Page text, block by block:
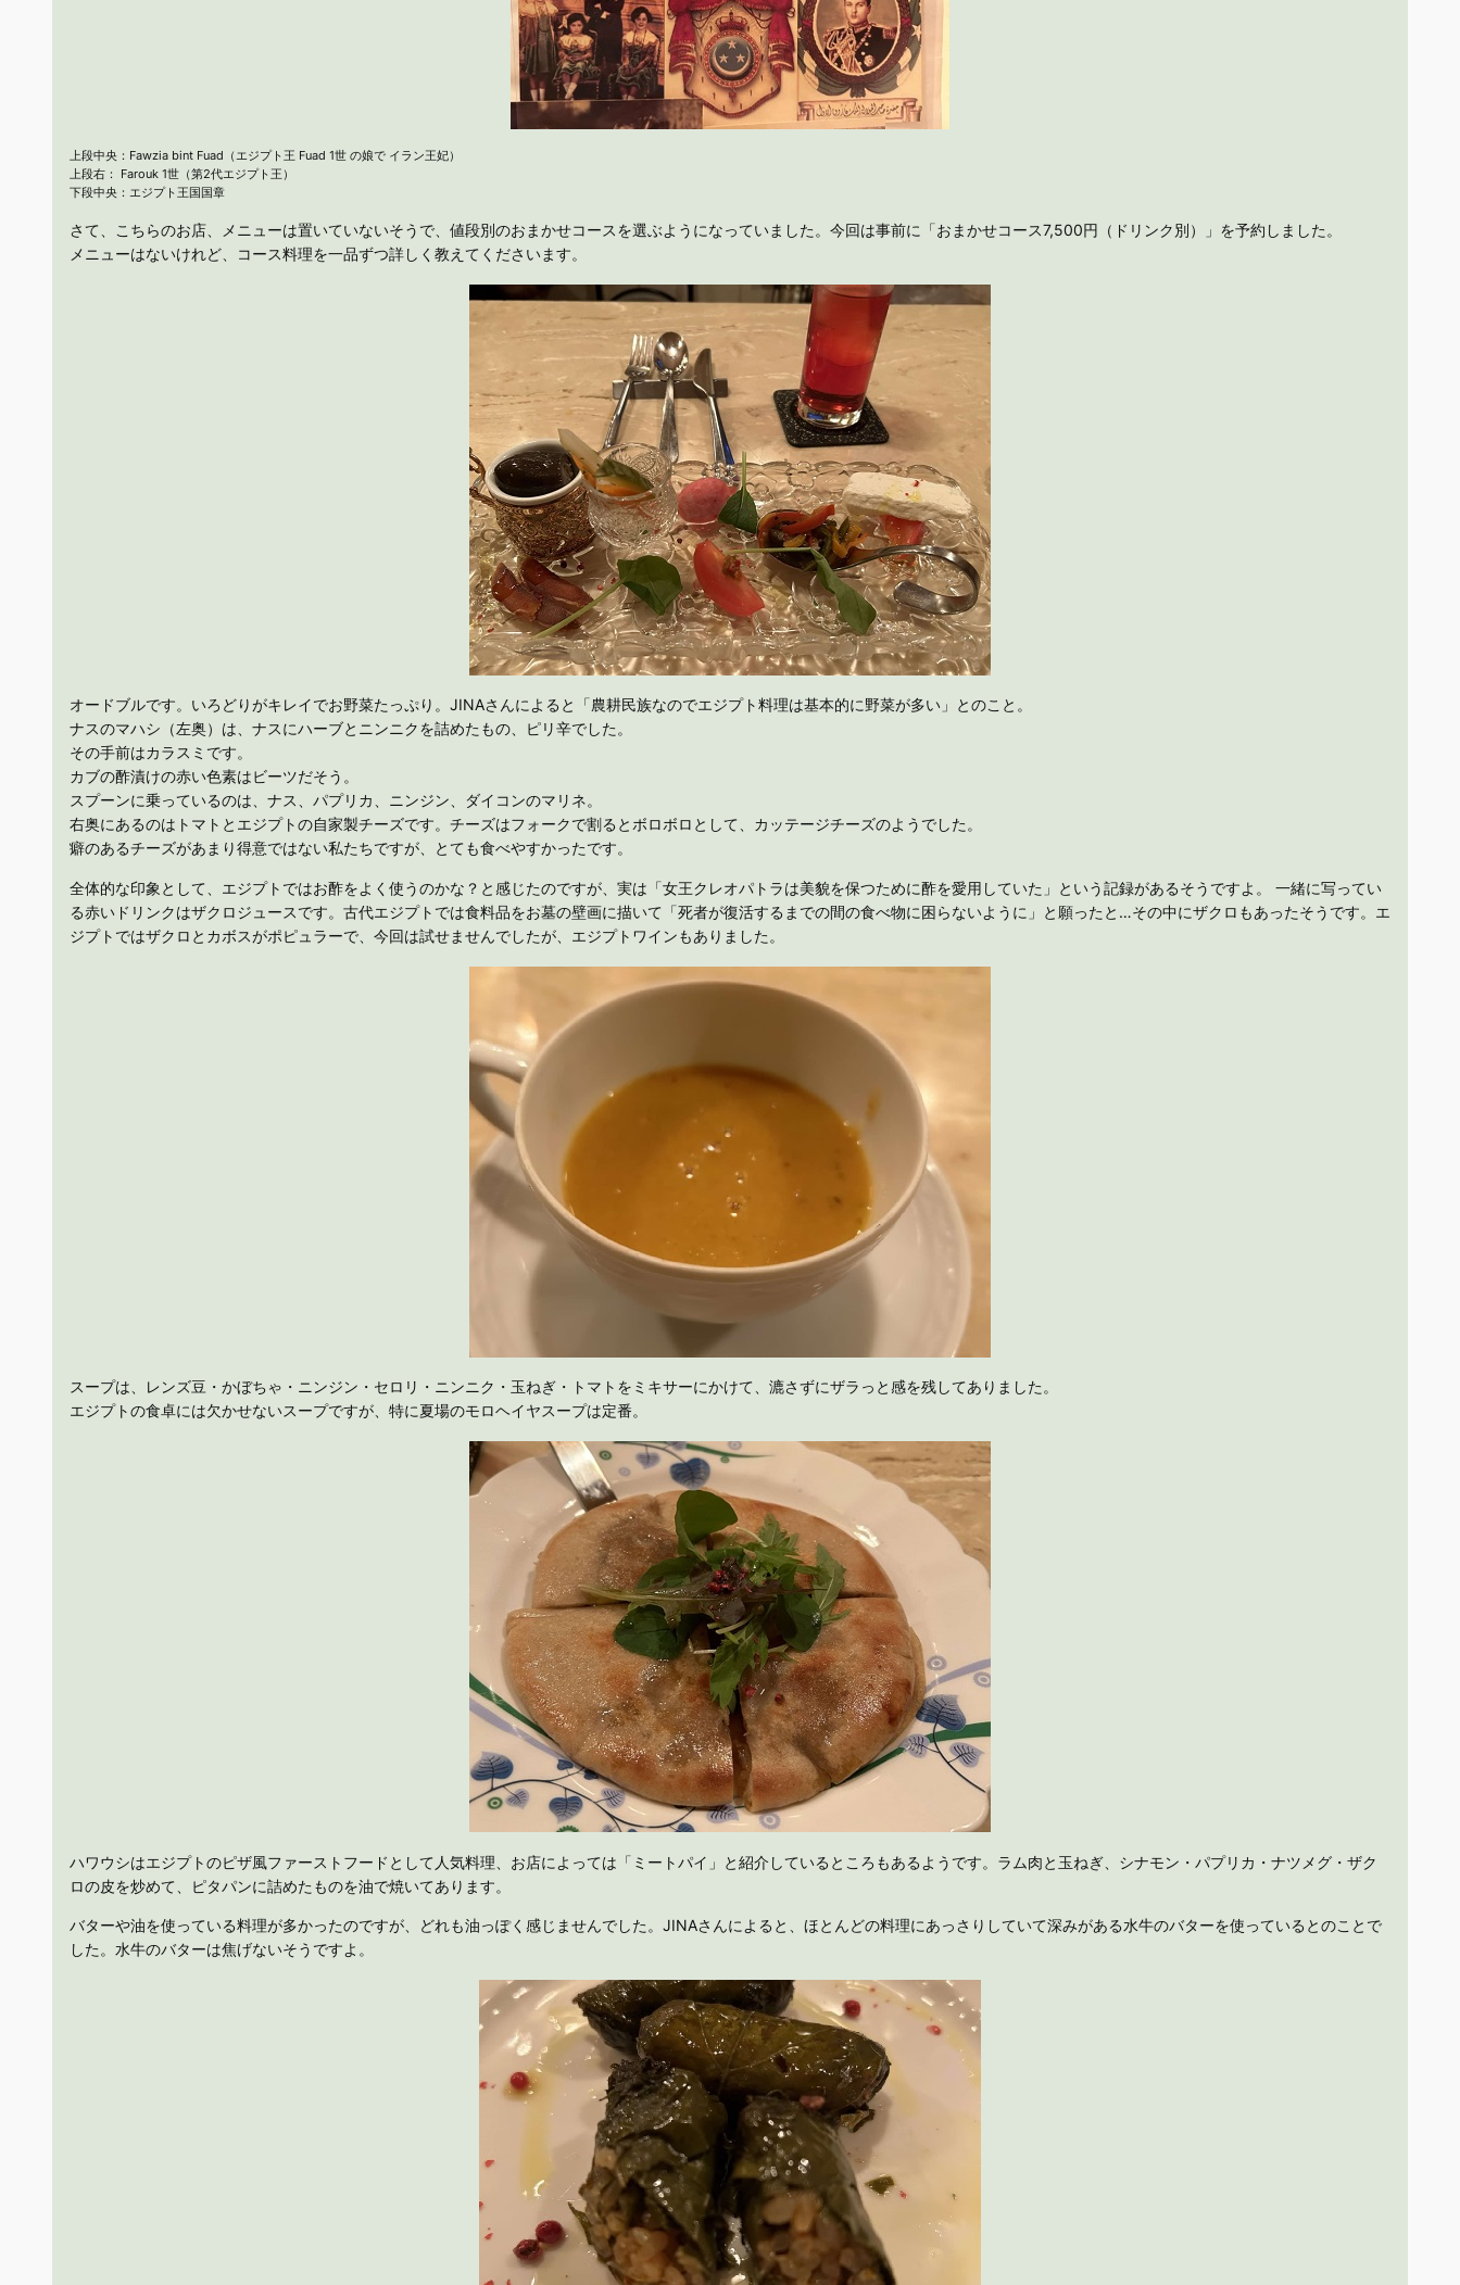
上段中央：Fawzia bint Fuad（エジプト王 Fuad 1世 の娘で イラン王妃）
上段右： Farouk 1世（第2代エジプト王）
下段中央：エジプト王国国章
さて、こちらのお店、メニューは置いていないそうで、値段別のおまかせコースを選ぶようになっていました。今回は事前に「おまかせコース7,500円（ドリンク別）」を予約しました。
メニューはないけれど、コース料理を一品ずつ詳しく教えてくださいます。
オードブルです。いろどりがキレイでお野菜たっぷり。JINAさんによると「農耕民族なのでエジプト料理は基本的に野菜が多い」とのこと。
ナスのマハシ（左奥）は、ナスにハーブとニンニクを詰めたもの、ピリ辛でした。
その手前はカラスミです。
カブの酢漬けの赤い色素はビーツだそう。
スプーンに乗っているのは、ナス、パプリカ、ニンジン、ダイコンのマリネ。
右奥にあるのはトマトとエジプトの自家製チーズです。チーズはフォークで割るとボロボロとして、カッテージチーズのようでした。
癖のあるチーズがあまり得意ではない私たちですが、とても食べやすかったです。
全体的な印象として、エジプトではお酢をよく使うのかな？と感じたのですが、実は「女王クレオパトラは美貌を保つために酢を愛用していた」という記録があるそうですよ。 一緒に写ってい
る赤いドリンクはザクロジュースです。古代エジプトでは食料品をお墓の壁画に描いて「死者が復活するまでの間の食べ物に困らないように」と願ったと…その中にザクロもあったそうです。エ
ジプトではザクロとカボスがポピュラーで、今回は試せませんでしたが、エジプトワインもありました。
スープは、レンズ豆・かぼちゃ・ニンジン・セロリ・ニンニク・玉ねぎ・トマトをミキサーにかけて、漉さずにザラっと感を残してありました。
エジプトの食卓には欠かせないスープですが、特に夏場のモロヘイヤスープは定番。
ハワウシはエジプトのピザ風ファーストフードとして人気料理、お店によっては「ミートパイ」と紹介しているところもあるようです。ラム肉と玉ねぎ、シナモン・パプリカ・ナツメグ・ザク
ロの皮を炒めて、ピタパンに詰めたものを油で焼いてあります。
バターや油を使っている料理が多かったのですが、どれも油っぽく感じませんでした。JINAさんによると、ほとんどの料理にあっさりしていて深みがある水牛のバターを使っているとのことで
した。水牛のバターは焦げないそうですよ。